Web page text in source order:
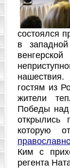
состоялся
в
гостям из
жители
Победы
открылись
которую
Ким с
регента